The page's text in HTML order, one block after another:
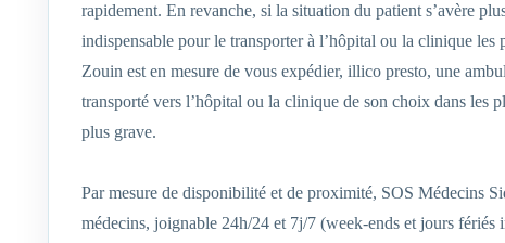
rapidement. En revanche, si la situation du patient s’avère
indispensable pour le transporter à l’hôpital ou la clinique
Zouin est en mesure de vous expédier, illico presto, une
transporté vers l’hôpital ou la clinique de son choix dans les
plus grave.
Par mesure de disponibilité et de proximité, SOS Médecins
médecins, joignable 24h/24 et 7j/7 (week-ends et jours